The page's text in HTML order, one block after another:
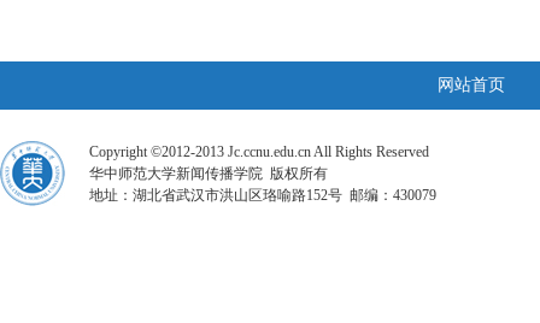
网站首页
Copyright ©2012-2013 Jc.ccnu.edu.cn All Rights Reserved
华中师范大学新闻传播学院 版权所有
地址：湖北省武汉市洪山区珞喻路152号 邮编：430079